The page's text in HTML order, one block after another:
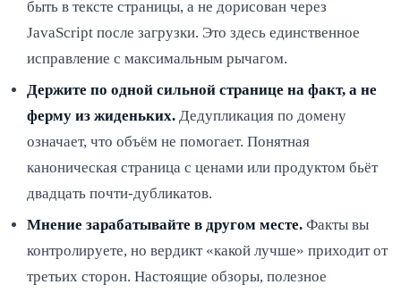
быть в тексте страницы, а не дорисован через
JavaScript после загрузки. Это здесь единственное
исправление с максимальным рычагом.
Держите по одной сильной странице на факт, а не
ферму из жиденьких. Дедупликация по домену
означает, что объём не помогает. Понятная
каноническая страница с ценами или продуктом бьёт
двадцать почти-дубликатов.
Мнение зарабатывайте в другом месте. Факты вы
контролируете, но вердикт «какой лучше» приходит от
третьих сторон. Настоящие обзоры, полезное